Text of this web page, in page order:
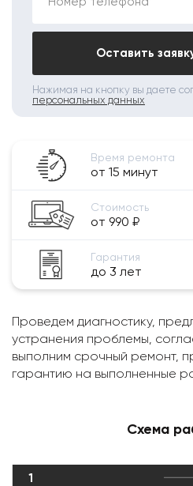
Оставить
Нажимая на кнопку вы даете
персональных данных
Время ремонта
от 15 минут
Стоимость
от 990 ₽
Гарантия
до 3 лет
Проведем диагностику,
устранения проблемы,
выполним срочный ремонт,
гарантию на выполненные
Схема
1